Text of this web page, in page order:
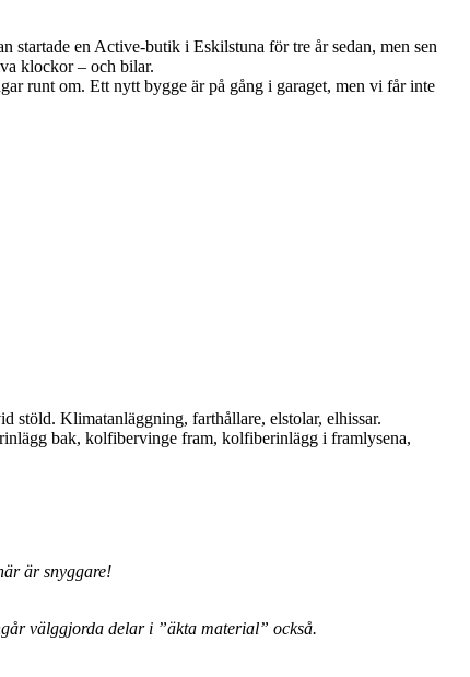
en Active-butik i Eskilstuna för tre år sedan, men sen
klockor – och bilar.
runt om. Ett nytt bygge är på gång i garaget, men vi får inte
stöld. Klimatanläggning, farthållare, elstolar, elhissar.
bak, kolfibervinge fram, kolfiberinlägg i framlysena,
är snyggare!
välggjorda delar i ”äkta material” också.